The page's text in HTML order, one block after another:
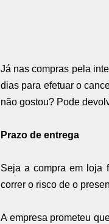
Já nas compras pela
dias para efetuar o
não gostou? Pode
Prazo de entrega
Seja a compra em loja
correr o risco de o
A empresa prometeu